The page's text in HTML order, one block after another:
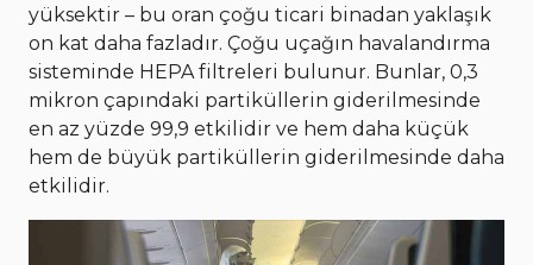
yüksektir – bu oran çoğu ticari binadan yaklaşık
on kat daha fazladır. Çoğu uçağın havalandırma
sisteminde HEPA filtreleri bulunur. Bunlar, 0,3
mikron çapındaki partiküllerin giderilmesinde
en az yüzde 99,9 etkilidir ve hem daha küçük
hem de büyük partiküllerin giderilmesinde daha
etkilidir.